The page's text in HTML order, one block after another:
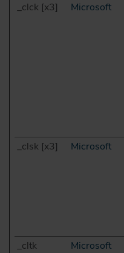
_clck [x3]
Microsoft
_clsk [x3] Microsoft
_cltk Microsoft